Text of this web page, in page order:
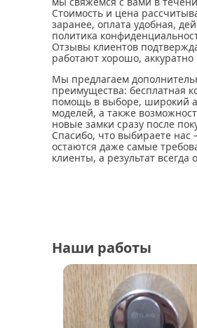
Стоимость и цена
заранее, оплата удобная,
политика
Отзывы клиентов
работают хорошо,
Мы предлагаем
преимущества: бесплатная
помощь в выборе, широкий
моделей, а также
новые замки сразу после
Спасибо, что выбираете
остаются даже самые
клиенты, а результат всегда
Наши работы